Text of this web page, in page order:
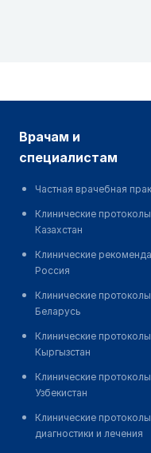
врачам и
специалистам
Частная врачебная
Клинические протоколы
Казахстан
Клинические
Россия
Клинические протоколы
Беларусь
Клинические протоколы
Кыргызстан
Клинические протоколы
Узбекистан
Клинические протоколы
диагностики и лечения